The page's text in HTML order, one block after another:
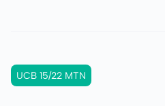
UCB 15/22 MTN